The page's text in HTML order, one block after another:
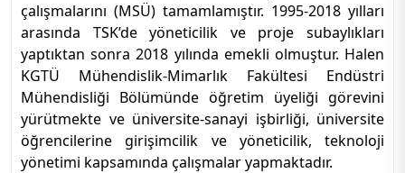
çalışmalarını (MSÜ) tamamlamıştır. 1995-2018 yılları
arasında TSK’de yöneticilik ve proje subaylıkları
yaptıktan sonra 2018 yılında emekli olmuştur. Halen
KGTÜ Mühendislik-Mimarlık Fakültesi Endüstri
Mühendisliği Bölümünde öğretim üyeliği görevini
yürütmekte ve üniversite-sanayi işbirliği, üniversite
öğrencilerine girişimcilik ve yöneticilik, teknoloji
yönetimi kapsamında çalışmalar yapmaktadır.